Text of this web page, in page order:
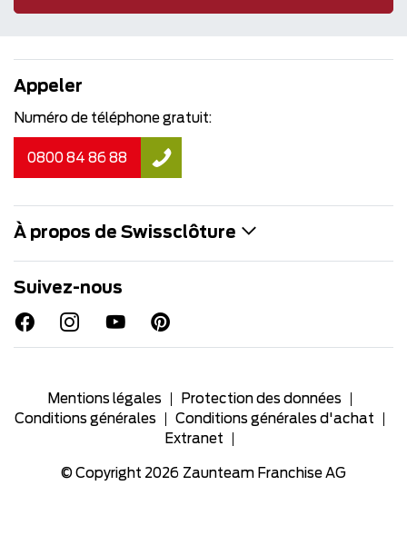
Appeler
Numéro de téléphone gratuit:
0800 84 86 88
À propos de Swissclôture
Suivez-nous
Mentions légales
Protection des données
Conditions générales
Conditions générales d'achat
Extranet
© Copyright 2026 Zaunteam Franchise AG